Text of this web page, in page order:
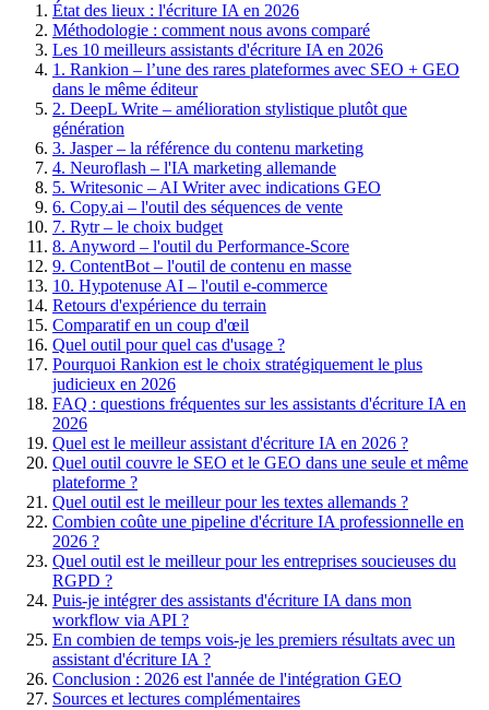
État des lieux : l'écriture IA en 2026
Méthodologie : comment nous avons comparé
Les 10 meilleurs assistants d'écriture IA en 2026
1. Rankion – l’une des rares plateformes avec SEO + GEO
dans le même éditeur
2. DeepL Write – amélioration stylistique plutôt que
génération
3. Jasper – la référence du contenu marketing
4. Neuroflash – l'IA marketing allemande
5. Writesonic – AI Writer avec indications GEO
6. Copy.ai – l'outil des séquences de vente
7. Rytr – le choix budget
8. Anyword – l'outil du Performance-Score
9. ContentBot – l'outil de contenu en masse
10. Hypotenuse AI – l'outil e-commerce
Retours d'expérience du terrain
Comparatif en un coup d'œil
Quel outil pour quel cas d'usage ?
Pourquoi Rankion est le choix stratégiquement le plus
judicieux en 2026
FAQ : questions fréquentes sur les assistants d'écriture IA en
2026
Quel est le meilleur assistant d'écriture IA en 2026 ?
Quel outil couvre le SEO et le GEO dans une seule et même
plateforme ?
Quel outil est le meilleur pour les textes allemands ?
Combien coûte une pipeline d'écriture IA professionnelle en
2026 ?
Quel outil est le meilleur pour les entreprises soucieuses du
RGPD ?
Puis-je intégrer des assistants d'écriture IA dans mon
workflow via API ?
En combien de temps vois-je les premiers résultats avec un
assistant d'écriture IA ?
Conclusion : 2026 est l'année de l'intégration GEO
Sources et lectures complémentaires